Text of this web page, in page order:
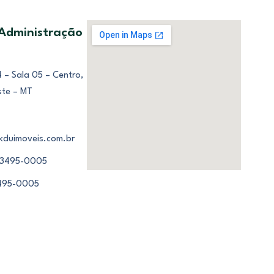
– Sala 05 – Centro,
– MT
0005
0005